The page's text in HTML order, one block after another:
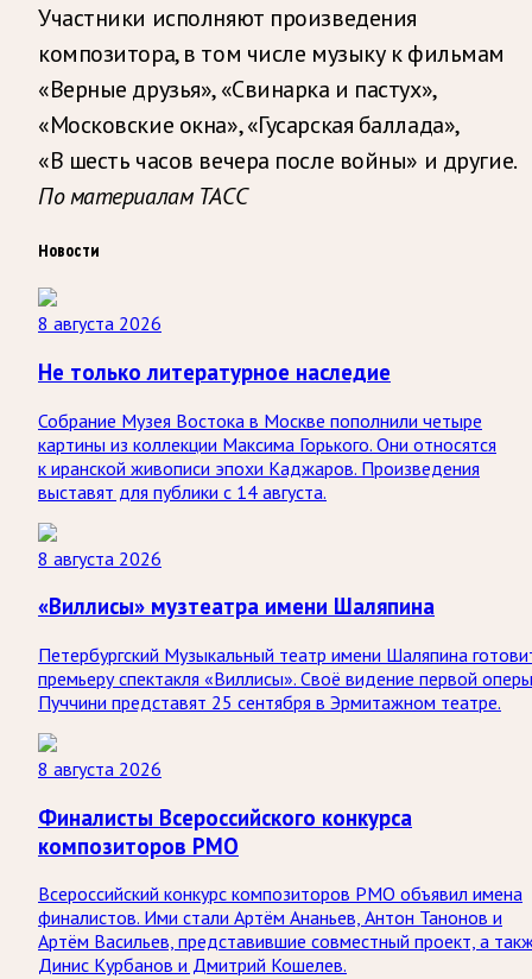
Участники исполняют произведения
композитора, в том числе музыку к фильмам
«Верные друзья», «Свинарка и пастух»,
«Московские окна», «Гусарская баллада»,
«В шесть часов вечера после войны» и другие.
По материалам ТАСС
Новости
8 августа 2026
Не только литературное наследие
Собрание Музея Востока в Москве пополнили четыре
картины из коллекции Максима Горького. Они относятся
к иранской живописи эпохи Каджаров. Произведения
выставят для публики с 14 августа.
8 августа 2026
«Виллисы» музтеатра имени Шаляпина
Петербургский Музыкальный театр имени Шаляпина
премьеру спектакля «Виллисы». Своё видение первой оперы
Пуччини представят 25 сентября в Эрмитажном театре.
8 августа 2026
Финалисты Всероссийского конкурса
композиторов РМО
Всероссийский конкурс композиторов РМО объявил имена
финалистов. Ими стали Артём Ананьев, Антон Танонов и
Артём Васильев, представившие совместный проект, а
Динис Курбанов и Дмитрий Кошелев.